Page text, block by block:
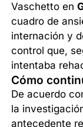
Vaschetto en
cuadro de
internación y
control que,
intentaba
Cómo
De acuerdo
la
antecedente